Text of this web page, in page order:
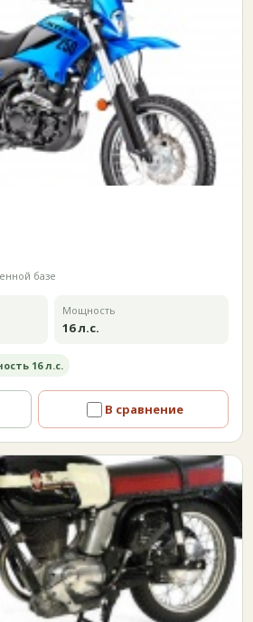
базе
Мощность
16 л.с.
16 л.с.
В сравнение